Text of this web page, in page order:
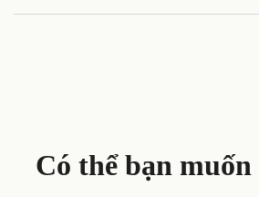
Có thể bạn